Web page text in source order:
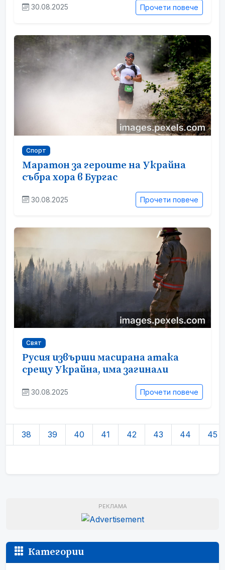
30.08.2025 Прочети повече
Спорт
Маратон за героите на Украйна
събра хора в Бургас
30.08.2025 Прочети повече
Свят
Русия извърши масирана атака
срещу Украйна, има загинали
30.08.2025 Прочети повече
38 39 40 41 42 43 44 45
РЕКЛАМА
Категории